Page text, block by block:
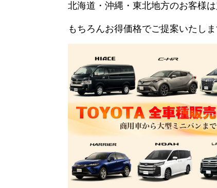
北海道・沖縄・東北地方のお客様
もちろんお得価格でご提案いたしま